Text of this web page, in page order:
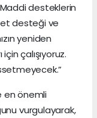
desteklerin
desteği ve
yeniden
çalışıyoruz.
en önemli
vurgulayarak,